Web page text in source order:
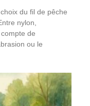
choix du fil de pêche
nylon,
de
ou le